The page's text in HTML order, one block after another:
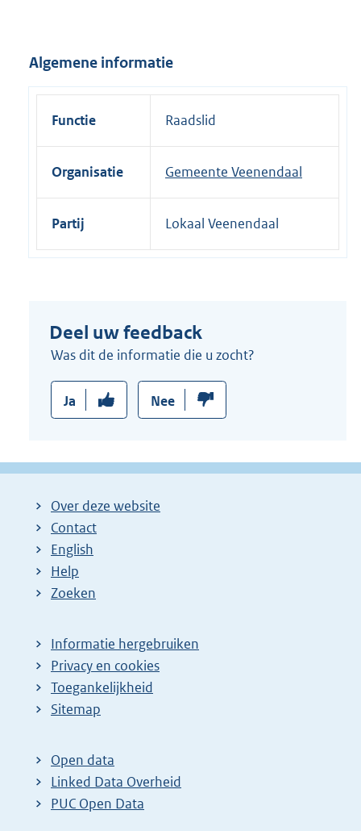
e
l
Algemene informatie
Functie Raadslid
Organisatie Gemeente Veenendaal
Partij Lokaal Veenendaal
Deel uw feedback
Was dit de informatie die u zocht?
Ja Nee
Over deze website
Contact
English
Help
Zoeken
Informatie hergebruiken
Privacy en cookies
Toegankelijkheid
Sitemap
Open data
Linked Data Overheid
PUC Open Data